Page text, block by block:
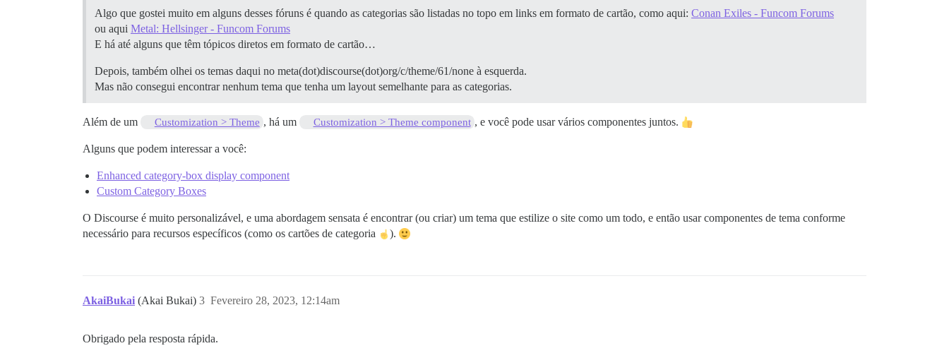
Algo que gostei muito em alguns desses fóruns é quando as categorias são listadas no topo em links em formato de cartão, como aqui: Conan Exiles - Funcom Forums
ou aqui Metal: Hellsinger - Funcom Forums
E há até alguns que têm tópicos diretos em formato de cartão…
Depois, também olhei os temas daqui no meta(dot)discourse(dot)org/c/theme/61/none à esquerda.
Mas não consegui encontrar nenhum tema que tenha um layout semelhante para as categorias.
Além de um Customization > Theme , há um Customization > Theme component , e você pode usar vários componentes juntos.
Alguns que podem interessar a você:
Enhanced category-box display component
Custom Category Boxes
O Discourse é muito personalizável, e uma abordagem sensata é encontrar (ou criar) um tema que estilize o site como um todo, e então usar componentes de tema conforme
necessário para recursos específicos (como os cartões de categoria
).
AkaiBukai (Akai Bukai) Fevereiro 28, 2023, 12:14am
3
Obrigado pela resposta rápida.